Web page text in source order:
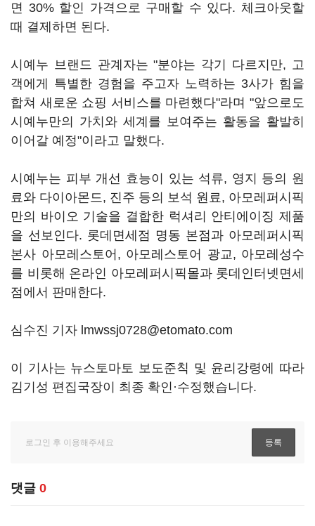
면 30% 할인 가격으로 구매할 수 있다. 체크아웃할
때 결제하면 된다.
시예누 브랜드 관계자는 "분야는 각기 다르지만, 고
객에게 특별한 경험을 주고자 노력하는 3사가 힘을
합쳐 새로운 쇼핑 서비스를 마련했다"라며 "앞으로도
시예누만의 가치와 세계를 보여주는 활동을 활발히
이어갈 예정"이라고 말했다.
시예누는 피부 개선 효능이 있는 석류, 영지 등의 원
료와 다이아몬드, 진주 등의 보석 원료, 아모레퍼시픽
만의 바이오 기술을 결합한 럭셔리 안티에이징 제품
을 선보인다. 롯데면세점 명동 본점과 아모레퍼시픽
본사 아모레스토어, 아모레스토어 광교, 아모레성수
를 비롯해 온라인 아모레퍼시픽몰과 롯데인터넷면세
점에서 판매한다.
심수진 기자 lmwssj0728@etomato.com
이 기사는 뉴스토마토 보도준칙 및 윤리강령에 따라
김기성 편집국장이 최종 확인·수정했습니다.
댓글 0